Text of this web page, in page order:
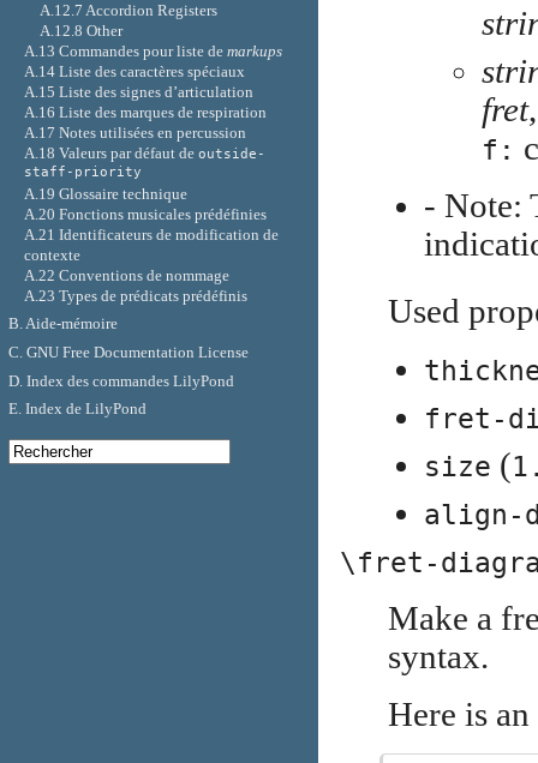
fret
f:
- Note:
Used
fret-
size (
align-
\fret-
Make a
syntax.
Here is
A.12.7 Accordion Registers
A.12.8 Other
A.13 Commandes pour liste de markups
A.14 Liste des caractères spéciaux
A.15 Liste des signes d’articulation
A.16 Liste des marques de respiration
A.17 Notes utilisées en percussion
A.18 Valeurs par défaut de outside-
staff-priority
A.19 Glossaire technique
A.20 Fonctions musicales prédéfinies
A.21 Identificateurs de modification de
contexte
A.22 Conventions de nommage
A.23 Types de prédicats prédéfinis
B. Aide-mémoire
C. GNU Free Documentation License
D. Index des commandes LilyPond
E. Index de LilyPond